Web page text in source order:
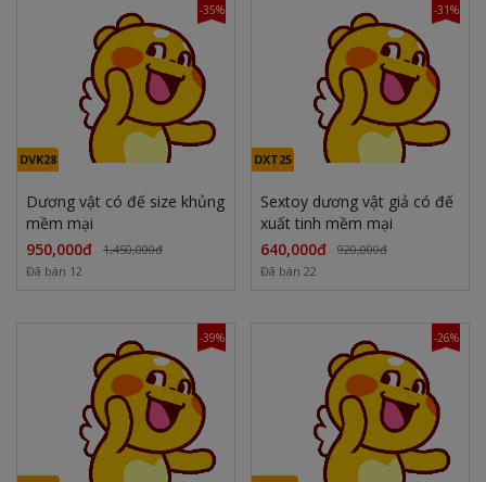
-35%
DVK28
Dương vật có đế size khủng
mềm mại
950,000đ
1,450,000đ
Đã bán 12
-31%
DXT25
Sextoy dương vật giả có đế
xuất tinh mềm mại
640,000đ
920,000đ
Đã bán 22
-39% -26%